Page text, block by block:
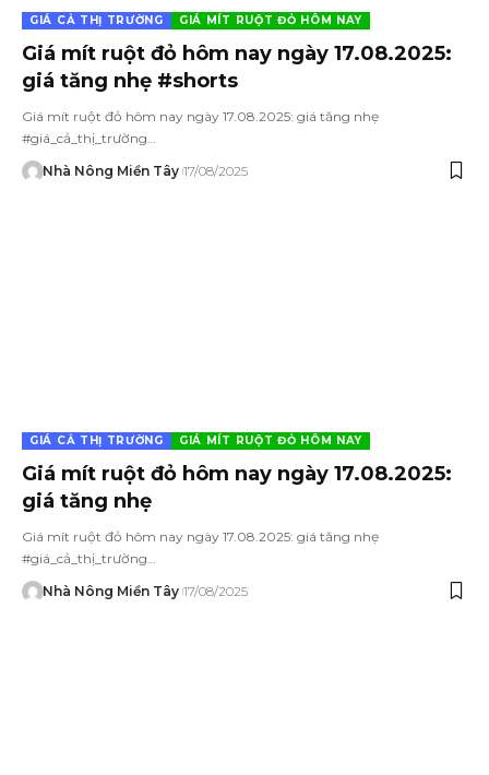
GIÁ CẢ THỊ TRƯỜNG GIÁ MÍT RUỘT ĐỎ HÔM NAY
Giá mít ruột đỏ hôm nay ngày 17.08.2025:
giá tăng nhẹ #shorts
Giá mít ruột đỏ hôm nay ngày 17.08.2025: giá tăng nhẹ
#giá_cả_thị_trường…
Nhà Nông Miền Tây 17/08/2025
GIÁ CẢ THỊ TRƯỜNG GIÁ MÍT RUỘT ĐỎ HÔM NAY
Giá mít ruột đỏ hôm nay ngày 17.08.2025:
giá tăng nhẹ
Giá mít ruột đỏ hôm nay ngày 17.08.2025: giá tăng nhẹ
#giá_cả_thị_trường…
Nhà Nông Miền Tây 17/08/2025